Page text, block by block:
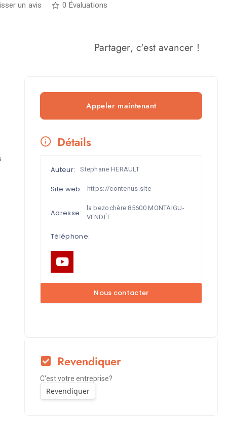
un avis 0 Évaluations
Partager, c'est avancer !
Appeler maintenant
Détails
Auteur: Stephane HERAULT
Site web: https://contenus.site
Adresse:
la bezochère 85600 MONTAIGU-
VENDÉE
Téléphone:
Revendiquer
C'est votre entreprise?
Revendiquer